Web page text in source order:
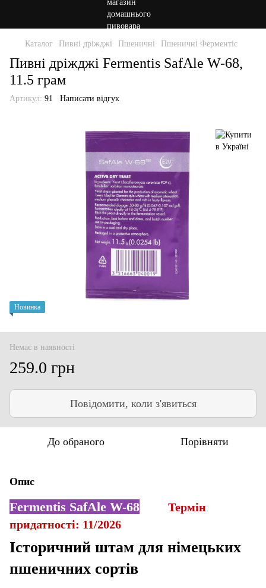
Каталог Пивні дріжджі Пшеничні Пшеничні Ферментіс
Пивні дріжджі Fermentis SafAle W-68,
11.5 грам
Артикул: 91 Написати відгук
Новинка
Немає в наявності
259.0 грн
Повідомити, коли з'явиться
До обраного Порівняти
Опис
Fermentis SafAle W-68
Термін
придатності: 11/2026
Історичний штам для німецьких
пшеничних сортів